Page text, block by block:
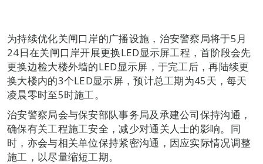
为持续优化关闸口岸的广播设施，治安警察局将于5月
24日在关闸口岸开展更换LED显示屏工程，首阶段会先
更换边检大楼外墙的LED显示屏，于完工后，再陆续更
换大楼内的3个LED显示屏，预计总工期为45天，每天
凌晨零时至5时施工。
治安警察局会与保安部队事务局及承建公司保持沟通，
确保有关工程施工安全，减少对通关人士的影响。同
时，亦会与相关单位保持紧密沟通，因应实际情况调整
施工，以尽量缩短工期。